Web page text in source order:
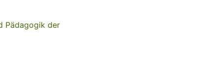
Pädagogik der